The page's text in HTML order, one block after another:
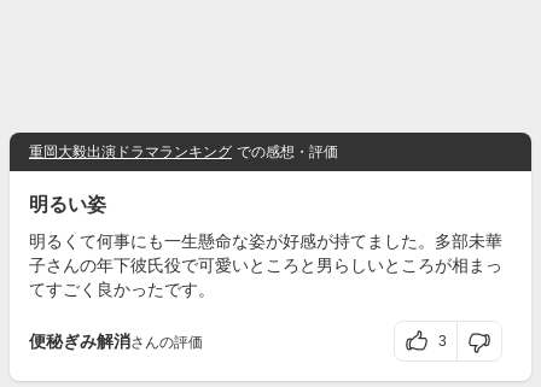
重岡大毅出演ドラマランキング での感想・評価
明るい姿
明るくて何事にも一生懸命な姿が好感が持てました。多部未華
子さんの年下彼氏役で可愛いところと男らしいところが相まっ
てすごく良かったです。
便秘ぎみ解消さんの評価 3